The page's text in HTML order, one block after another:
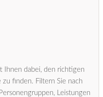
Ihnen dabei, den richtigen
finden. Filtern Sie nach
Leistungen